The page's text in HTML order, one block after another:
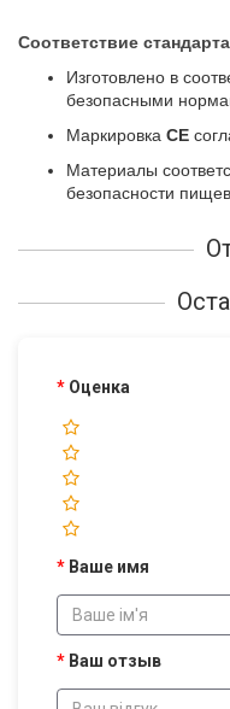
Соответствие
Изготовлено в
безопасными
Маркировка CE
Материалы
безопасности
Оценка
Ваше имя
Ваш отзыв